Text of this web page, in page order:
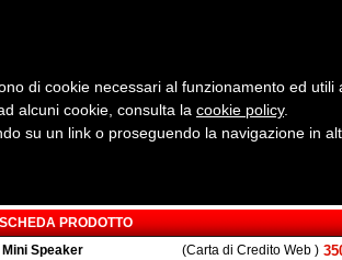
Cerca:
Servizi
Robotica
PRODOTTO
Speaker (Carta di Credito Web )
di cookie necessari al funzionamento ed utili
alcuni cookie, consulta la cookie policy.
su un link o proseguendo la navigazione in